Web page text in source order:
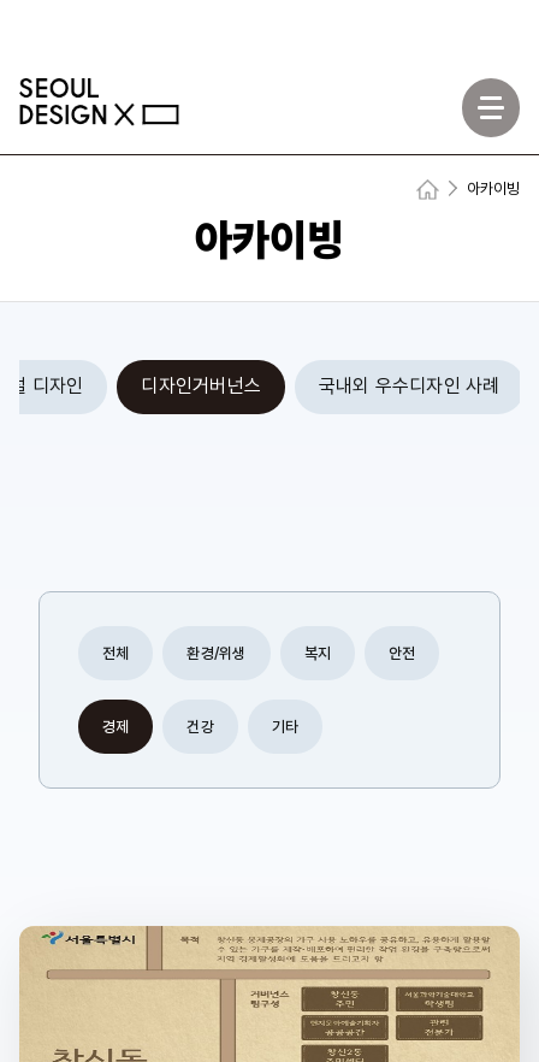
모바일메뉴
Home
아카이빙
아카이빙
설 디자인 디자인거버넌스
전체 환경/위생 복지 안전
경제 건강 기타
국내외 우수디자인 사례